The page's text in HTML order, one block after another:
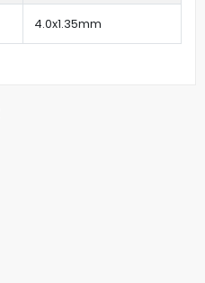
4.0x1.35mm